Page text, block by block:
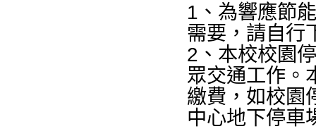
1、為響應節
需要，請自行
2、本校校園
眾交通工作。
繳費，如校園
中心地下停車